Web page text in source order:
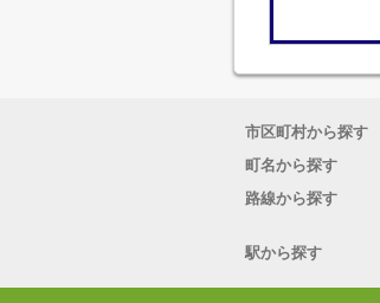
市区町村から探す
町名から探す
路線から探す
駅から探す